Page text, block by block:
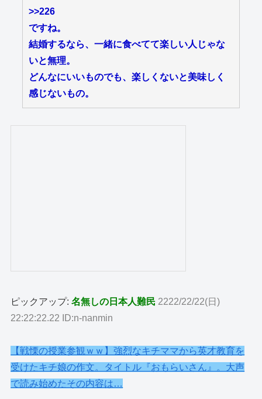
>>226
ですね。
結婚するなら、一緒に食べてて楽しい人じゃな
いと無理。
どんなにいいものでも、楽しくないと美味しく
感じないもの。
ピックアップ:名無しの日本人難民 2222/22/22(日)
22:22:22.22 ID:n-nanmin
【戦慄の授業参観ｗｗ】強烈なキチママから英才教育を
受けたキチ娘の作文。タイトル『おもらいさん』。大声
で読み始めたその内容は…